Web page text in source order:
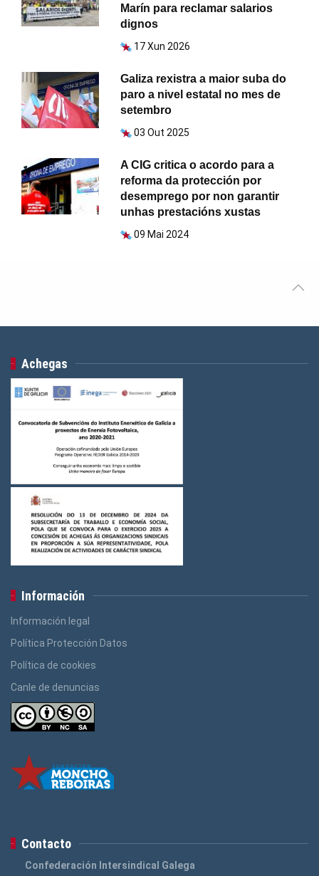
Marín para reclamar salarios
dignos
17 Xun 2026
Galiza rexistra a maior suba do
paro a nivel estatal no mes de
setembro
03 Out 2025
A CIG critica o acordo para a
reforma da protección por
desemprego por non garantir
unhas prestacións xustas
09 Mai 2024
Achegas
Información
Información legal
Política Protección Datos
Política de cookies
Canle de denuncias
Contacto
Confederación Intersindical Galega